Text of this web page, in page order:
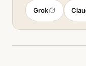
Grok